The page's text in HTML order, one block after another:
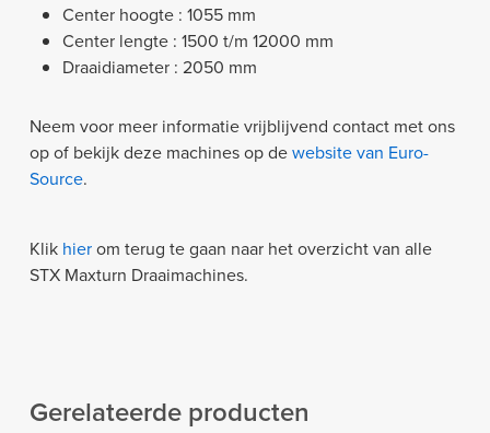
Center hoogte : 1055 mm
Center lengte : 1500 t/m 12000 mm
Draaidiameter : 2050 mm
Neem voor meer informatie vrijblijvend contact met ons
op of bekijk deze machines op dewebsite van Euro-
Source.
Klik hierom terug te gaan naar het overzicht van alle
STX Maxturn Draaimachines.
Gerelateerde producten